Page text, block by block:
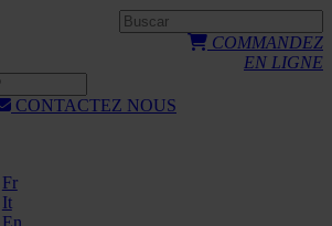
COMMANDEZ
EN LIGNE
CONTACTEZ NOUS
Fr
It
En